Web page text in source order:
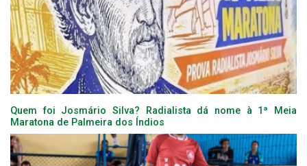
Quem foi Josmário Silva? Radialista dá nome à 1ª Meia
Maratona de Palmeira dos Índios